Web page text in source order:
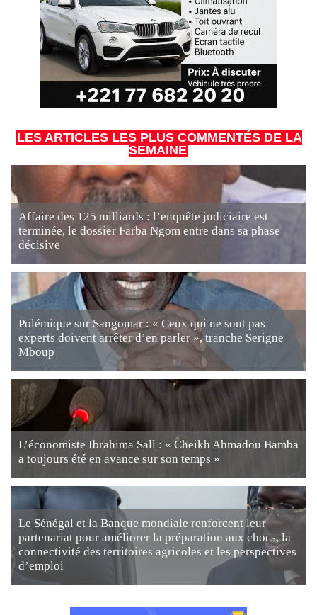
LES ARTICLES LES PLUS COMMENTÉS DE LA
SEMAINE
Affaire des 125 milliards : l’enquête judiciaire est
terminée, le dossier Farba Ngom entre dans sa phase
décisive
Polémique sur Sangomar : « Ceux qui ne sont pas
experts doivent arrêter d’en parler », tranche Serigne
Mboup
L’économiste Ibrahima Sall : « Cheikh Ahmadou Bamba
a toujours été en avance sur son temps »
Le Sénégal et la Banque mondiale renforcent leur
partenariat pour améliorer la préparation aux chocs, la
connectivité des territoires agricoles et les perspectives
d’emploi